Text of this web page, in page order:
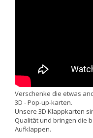
Verschenke die etwas
3D - Pop-up-karten.
Unsere 3D Klappkarten
Qualität und bringen die
Aufklappen.